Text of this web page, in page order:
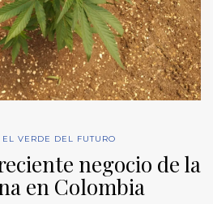
EL VERDE DEL FUTURO
negocio de la
en Colombia